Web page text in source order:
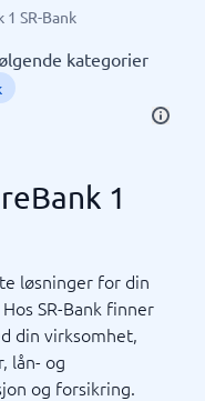
1 SR-Bank
kategorier
1
løsninger for din
SR-Bank finner
din virksomhet,
lån- og
og forsikring.